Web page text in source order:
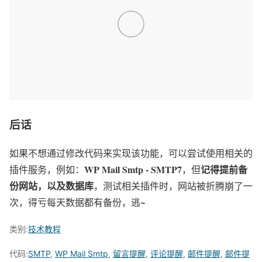
后话
如果不想通过修改代码来实现该功能，可以尝试使用相关的
插件服务，例如： WP Mail Smtp - SMTP7，但记得提前备
份网站，以及数据库，测试相关插件时，网站被折腾崩了一
次，得亏每天数据都有备份，逃~
类别:技术教程
代码:SMTP, WP Mail Smtp, 留言提醒, 评论提醒, 邮件提醒, 邮件提